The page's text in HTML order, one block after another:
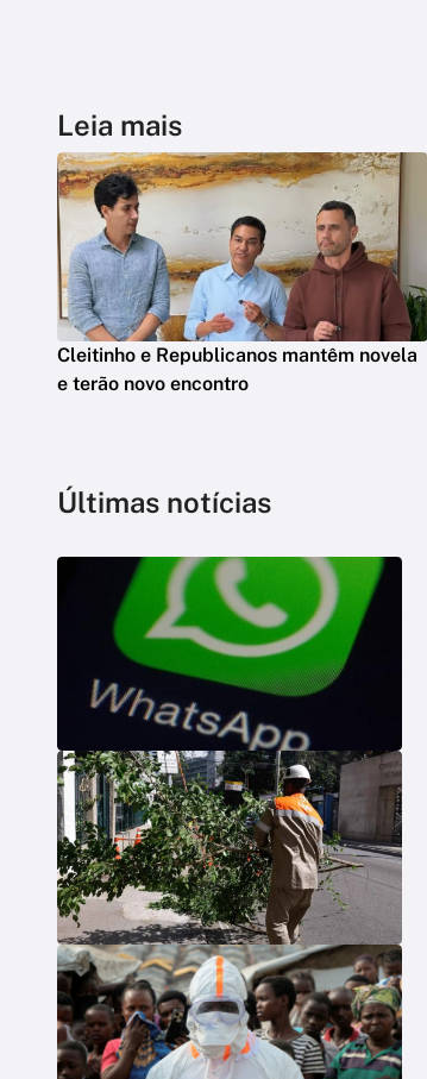
Leia mais
Cleitinho e Republicanos mantêm novela
e terão novo encontro
Últimas notícias